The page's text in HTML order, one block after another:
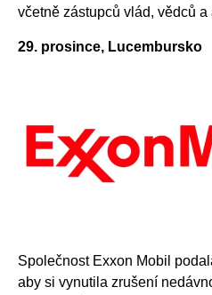
včetně zástupců vlád, vědců a
29. prosince, Lucembursko
Společnost Exxon Mobil
aby si vynutila zrušení